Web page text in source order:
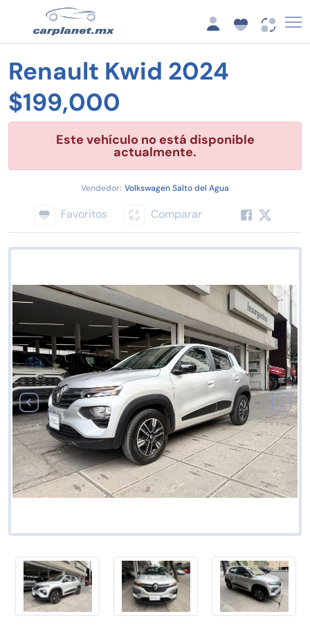
Renault Kwid 2024
$199,000
Este vehículo no está disponible
actualmente.
Vendedor: Volkswagen Salto del Agua
Favoritos Comparar